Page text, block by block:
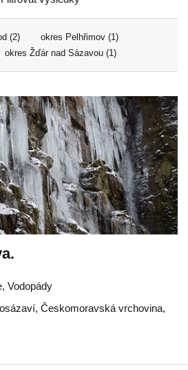
(2)
okres Pelhřimov (1)
okres Žďár nad Sázavou (1)
Vodopády
, Českomoravská vrchovina,